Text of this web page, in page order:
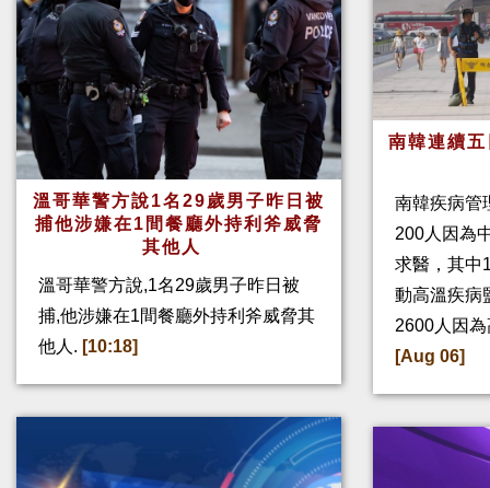
溫哥華警方說1名29歲男子昨日被
捕他涉嫌在1間餐廳外持利斧威脅
其他人
溫哥華警方說,1名29歲男子昨日被
捕,他涉嫌在1間餐廳外持利斧威脅其
他人. [10:18]
南韓連續
南韓疾病管
200人因為
求醫，其中
動高溫疾病
2600人因
[Aug 06]